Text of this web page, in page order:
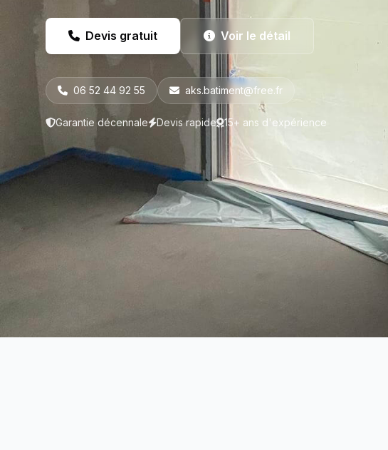
Devis gratuit Voir le détail
06 52 44 92 55 aks.batiment@free.fr
Garantie décennale Devis rapide 15+ ans d'expérience